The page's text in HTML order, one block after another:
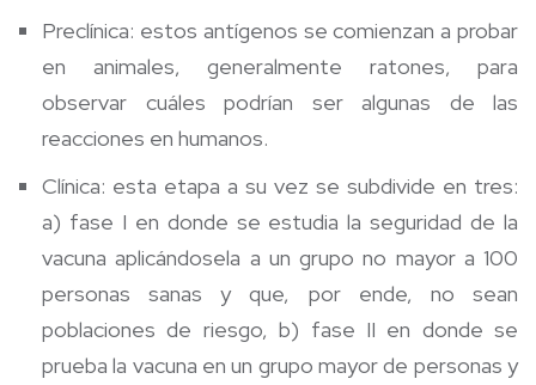
Preclínica: estos antígenos se comienzan a probar
en animales, generalmente ratones, para
observar cuáles podrían ser algunas de las
reacciones en humanos.
Clínica: esta etapa a su vez se subdivide en tres:
a) fase I en donde se estudia la seguridad de la
vacuna aplicándosela a un grupo no mayor a 100
personas sanas y que, por ende, no sean
poblaciones de riesgo, b) fase II en donde se
prueba la vacuna en un grupo mayor de personas y